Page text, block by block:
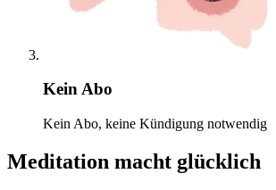
Kein Abo
Kein Abo, keine Kündigung notwendig
Meditation macht glücklich